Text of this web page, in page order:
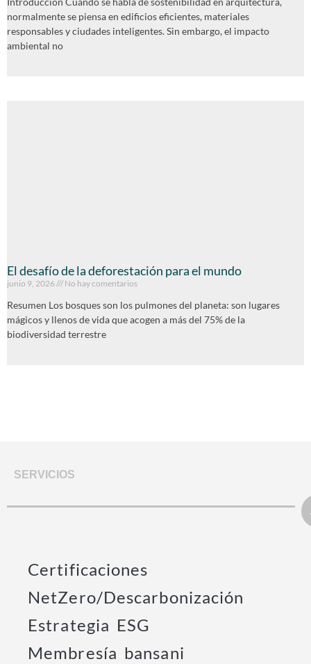
normalmente se piensa en edificios eficientes, materiales
responsables y ciudades inteligentes. Sin embargo, el impacto
ambiental no
El desafío de la deforestación para el mundo
junio 9, 2026 No hay comentarios
Resumen Los bosques son los pulmones del planeta: son lugares
mágicos y llenos de vida que acogen a más del 75% de la
biodiversidad terrestre
SERVICIOS
Certificaciones
NetZero/Descarbonización
Estrategia ESG
Membresía bansani